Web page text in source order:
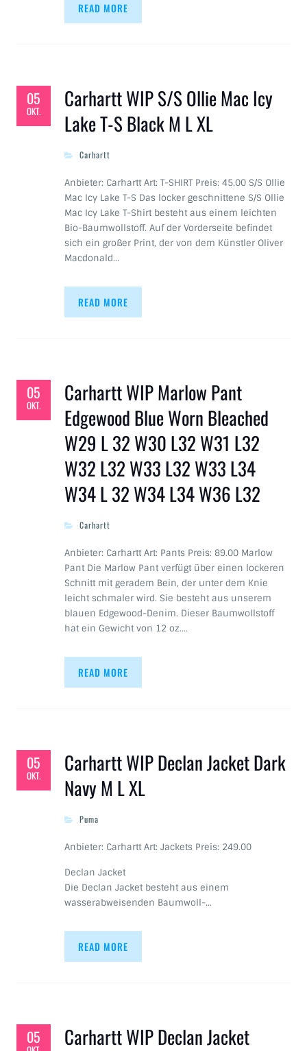
READ MORE
05
OKT.
Carhartt WIP S/S Ollie Mac Icy
Lake T-S Black M L XL
Carhartt
Anbieter: Carhartt Art: T-SHIRT Preis: 45.00 S/S Ollie
Mac Icy Lake T-S Das locker geschnittene S/S Ollie
Mac Icy Lake T-Shirt besteht aus einem leichten
Bio-Baumwollstoff. Auf der Vorderseite befindet
sich ein großer Print, der von dem Künstler Oliver
Macdonald…
READ MORE
05
OKT.
Carhartt WIP Marlow Pant
Edgewood Blue Worn Bleached
W29 L 32 W30 L32 W31 L32
W32 L32 W33 L32 W33 L34
W34 L 32 W34 L34 W36 L32
Carhartt
Anbieter: Carhartt Art: Pants Preis: 89.00 Marlow
Pant Die Marlow Pant verfügt über einen lockeren
Schnitt mit geradem Bein, der unter dem Knie
leicht schmaler wird. Sie besteht aus unserem
blauen Edgewood-Denim. Dieser Baumwollstoff
hat ein Gewicht von 12 oz.…
READ MORE
05
OKT.
Carhartt WIP Declan Jacket Dark
Navy M L XL
Puma
Anbieter: Carhartt Art: Jackets Preis: 249.00
Declan Jacket
Die Declan Jacket besteht aus einem
wasserabweisenden Baumwoll-…
READ MORE
05
Carhartt WIP Declan Jacket